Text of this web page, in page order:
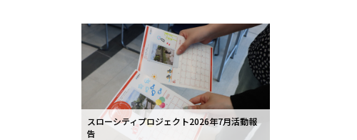
スローシティプロジェクト2026年7月活動報
告